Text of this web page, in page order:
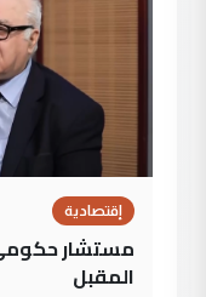
إقتصادية
مستشار
المقبل